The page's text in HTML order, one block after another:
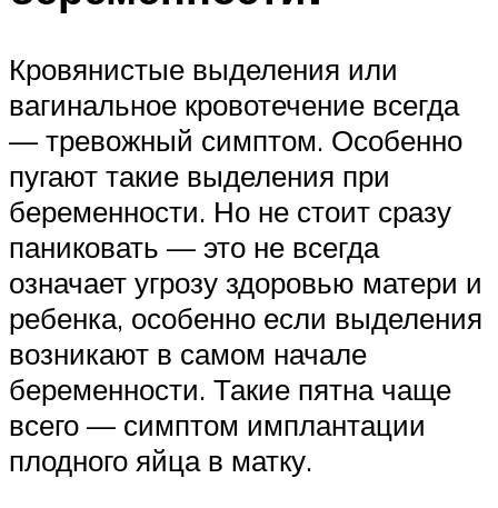
Кровянистые выделения или
вагинальное кровотечение всегда
— тревожный симптом. Особенно
пугают такие выделения при
беременности. Но не стоит сразу
паниковать — это не всегда
означает угрозу здоровью матери и
ребенка, особенно если выделения
возникают в самом начале
беременности. Такие пятна чаще
всего — симптом имплантации
плодного яйца в матку.